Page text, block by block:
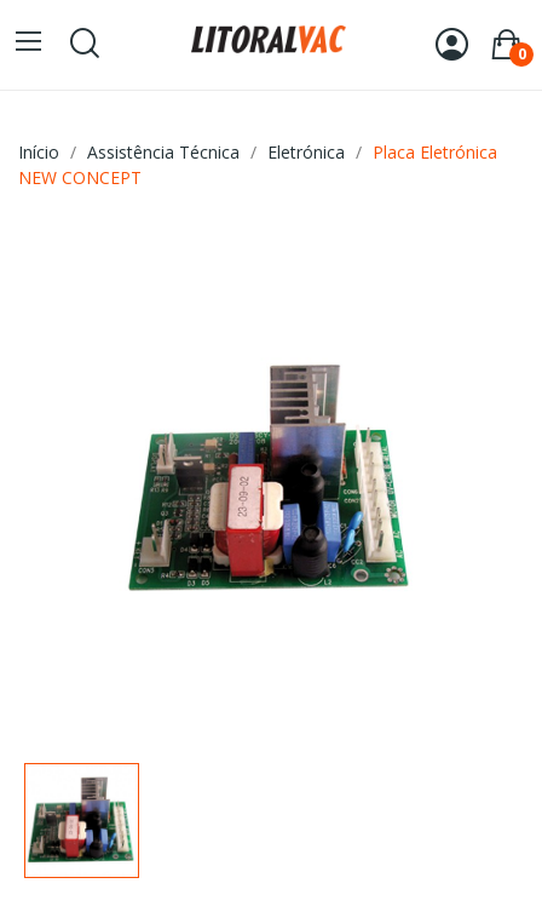
0
Início Assistência Técnica Eletrónica
Placa Eletrónica
NEW CONCEPT